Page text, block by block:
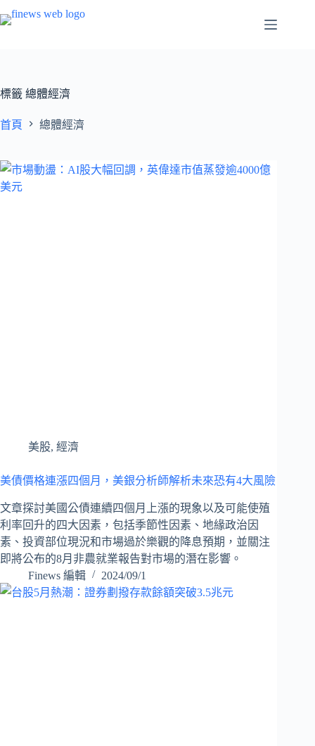
至
容
標籤 總體經濟
首頁 總體經濟
美股, 經濟
美債價格連漲四個月，美銀分析師解析未來恐有4大風險
文章探討美國公債連續四個月上漲的現象以及可能使殖
利率回升的四大因素，包括季節性因素、地緣政治因
素、投資部位現況和市場過於樂觀的降息預期，並關注
即將公布的8月非農就業報告對市場的潛在影響。
Finews 編輯
2024/09/1